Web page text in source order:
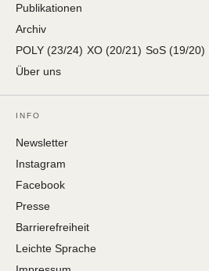
Publikationen
Archiv
POLY (23/24) XO (20/21) SoS (19/20)
Über uns
INFO
Newsletter
Instagram
Facebook
Presse
Barrierefreiheit
Leichte Sprache